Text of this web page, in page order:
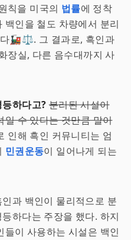
칙을 미국의 법률에 정착
백인을 철도 차량에서 분리
🚂⚖️. 그 결과로, 흑인과
장실, 다른 음수대까지 사
하다고? 분리된 시설이
일 수 있다는 것만큼 말이
인해 흑인 커뮤니티는 엄
민권운동이 일어나게 되는
과 백인이 물리적으로 분
하다는 주장을 했다. 하지
이 사용하는 시설은 백인